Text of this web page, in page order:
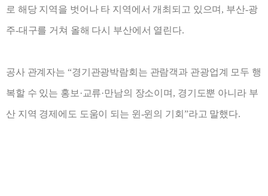
로 해당 지역을 벗어나 타 지역에서 개최되고 있으며 , 부산-광
주-대구를 거쳐 올해 다시 부산에서 열린다.
공사 관계자는 “경기관광박람회는 관람객과 관광업계 모두 행
복할 수 있는 홍보 ·교류·만남의 장소이며 , 경기도뿐 아니라 부
산 지역 경제에도 도움이 되는 윈 -윈의 기회 ”라고 말했다.